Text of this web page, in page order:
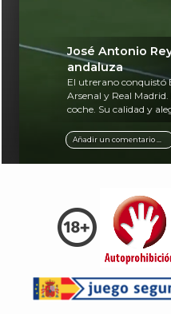
Añadir un comentario ...
José Antonio
andaluza
El utrerano conquistó
Arsenal y Real
coche. Su calidad y